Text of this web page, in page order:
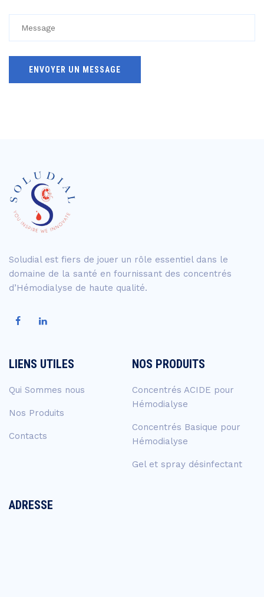
Soludial est fiers de jouer un rôle essentiel dans le
domaine de la santé en fournissant des concentrés
d’Hémodialyse de haute qualité.
LIENS UTILES
Qui Sommes nous
Nos Produits
Contacts
NOS PRODUITS
Concentrés ACIDE pour
Hémodialyse
Concentrés Basique pour
Hémodialyse
Gel et spray désinfectant
ADRESSE